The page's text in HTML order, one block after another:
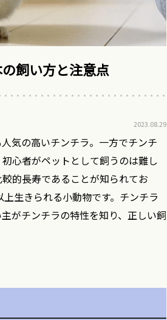
飼い方と注意点
2023.08.29
気の高いチンチラ。一方でチンチ
心者がペットとして飼うのは難し
的長寿であることが知られてお
生きられる小動物です。チンチラ
がチンチラの特性を知り、正しい飼